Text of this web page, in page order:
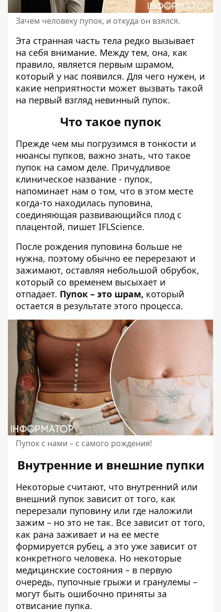
Зачем человеку пупок, и откуда он взялся.
Эта странная часть тела редко вызывает
на себя внимание. Между тем, она, как
правило, является первым шрамом,
который у нас появился. Для чего нужен, и
какие неприятности может вызвать такой
на первый взгляд невинный пупок.
Что такое пупок
Прежде чем мы погрузимся в тонкости и
нюансы пупков, важно знать, что такое
пупок на самом деле. Причудливое
клиническое название - пупок,
напоминает нам о том, что в этом месте
когда-то находилась пуповина,
соединяющая развивающийся плод с
плацентой, пишет IFLScience.
После рождения пуповина больше не
нужна, поэтому обычно ее перерезают и
зажимают, оставляя небольшой обрубок,
который со временем высыхает и
отпадает. Пупок – это шрам, который
остается в результате этого процесса.
Пупок с нами – с самого рождения!
Внутренние и внешние пупки
Некоторые считают, что внутренний или
внешний пупок зависит от того, как
перерезали пуповину или где наложили
зажим – но это не так. Все зависит от того,
как рана заживает и на ее месте
формируется рубец, а это уже зависит от
конкретного человека. Но некоторые
медицинские состояния – в первую
очередь, пупочные грыжи и гранулемы –
могут быть ошибочно приняты за
отвисание пупка.